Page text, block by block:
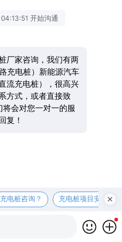
开始沟通
厂家咨询，我们有两
充电桩）新能源汽车
流充电桩），很高兴
方式，或者直接致
会对您一对一的服
复！
电桩咨询？ 充电桩项目安装咨